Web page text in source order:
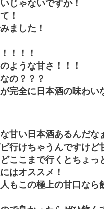
じゃないですか！
！
ました！
！！！
ような甘さ！！！
の？？？
完全に日本酒の味わい
甘い日本酒あるんだな
行けちゃうんですけど
ここまで行くとちょっ
はオススメ！
もこの極上の甘口なら